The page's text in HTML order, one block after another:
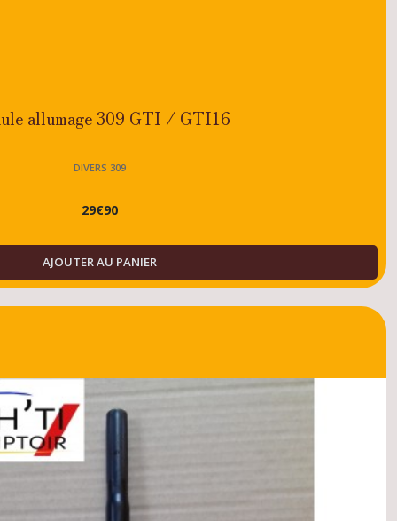
allumage 309 GTI / GTI16
DIVERS 309
29€90
AJOUTER AU PANIER